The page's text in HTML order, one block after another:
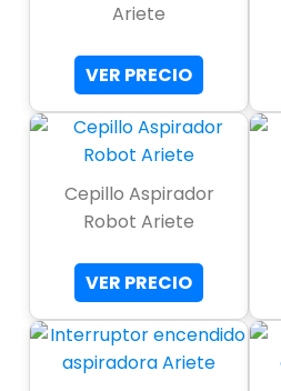
Ariete
VER PRECIO
Cepillo Aspirador
Robot Ariete
VER PRECIO